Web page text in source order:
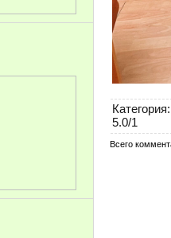
Категория:
5.0/1
Всего